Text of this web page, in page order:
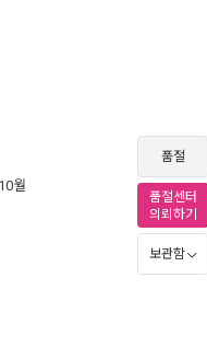
월
품절
품절센터
의뢰하기
보관함